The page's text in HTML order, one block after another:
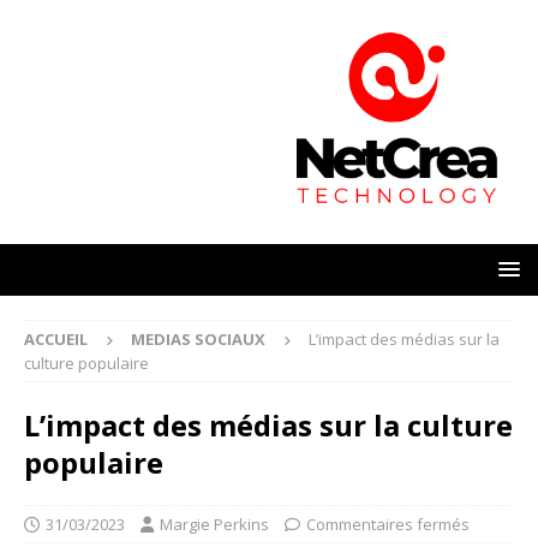
ACCUEIL MEDIAS SOCIAUX
L’impact des médias sur la
culture populaire
L’impact des médias sur la culture
populaire
31/03/2023 Margie Perkins Commentaires fermés